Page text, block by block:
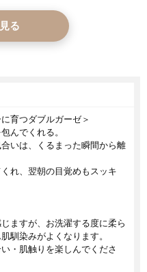
る
育つダブルガーゼ＞
んでくれる。
いは、くるまった瞬間から離
れ、翌朝の目覚めもスッキ
ますが、お洗濯する度に柔ら
馴染みがよくなります。
・肌触りを楽しんでくださ